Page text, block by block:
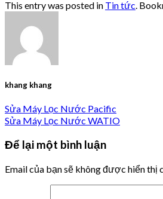
This entry was posted in Tin tức.
khang khang
Sửa Máy Lọc Nước Pacific
Sửa Máy Lọc Nước WATIO
Để lại một bình luận
Email của bạn sẽ không được hiển thị